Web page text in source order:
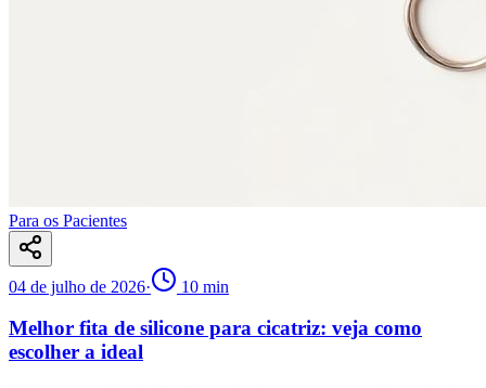
Para os Pacientes
04 de julho de 2026· 10 min
Melhor fita de silicone para cicatriz: veja como
escolher a ideal